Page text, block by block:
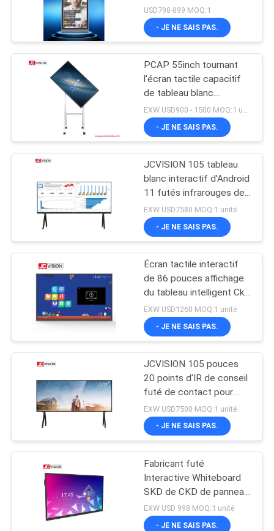
NOUS
CONTACTER
ACTUALITÉS
AFFAIRES
UN DEVIS
PLAN
DU
SITE
POLITIQUE
DE
CONFIDENTIALITÉ
Tableau blanc
interactif intelligent
Écran plat interactif
49
Scanner de
documents
portables
Tableau d'écriture
LCD
d'Android 11
USD798-899 MOQ:1
- JE NE SAIS PAS.
PCAP 55inch tournant
l'écran tactile capacitif
de tableau blanc
interactif futé
EXW USD900 - 1500 MOQ:1 unité
- JE NE SAIS PAS.
JCVISION 105 tableau
blanc interactif d'Android
11 futés infrarouges de
conseil de contact de
pouce
EXW USD7580 MOQ:1 unité
- JE NE SAIS PAS.
Écran tactile interactif
de 86 pouces affichage
du tableau intelligent Ckd
Enseignement en classe
EXW USD1260 MOQ:1 unité
- JE NE SAIS PAS.
JCVISION 105 pouces
20 points d'IR de conseil
futé de contact pour
l'enseignement de salle
de classe
EXW USD7500 MOQ:1 unité
- JE NE SAIS PAS.
Fabricant futé
Interactive Whiteboard
SKD de CKD de panneau
de panneau du contact
IFP de JCVISION IR
EXW USD 998 MOQ:1 unité
- JE NE SAIS PAS.